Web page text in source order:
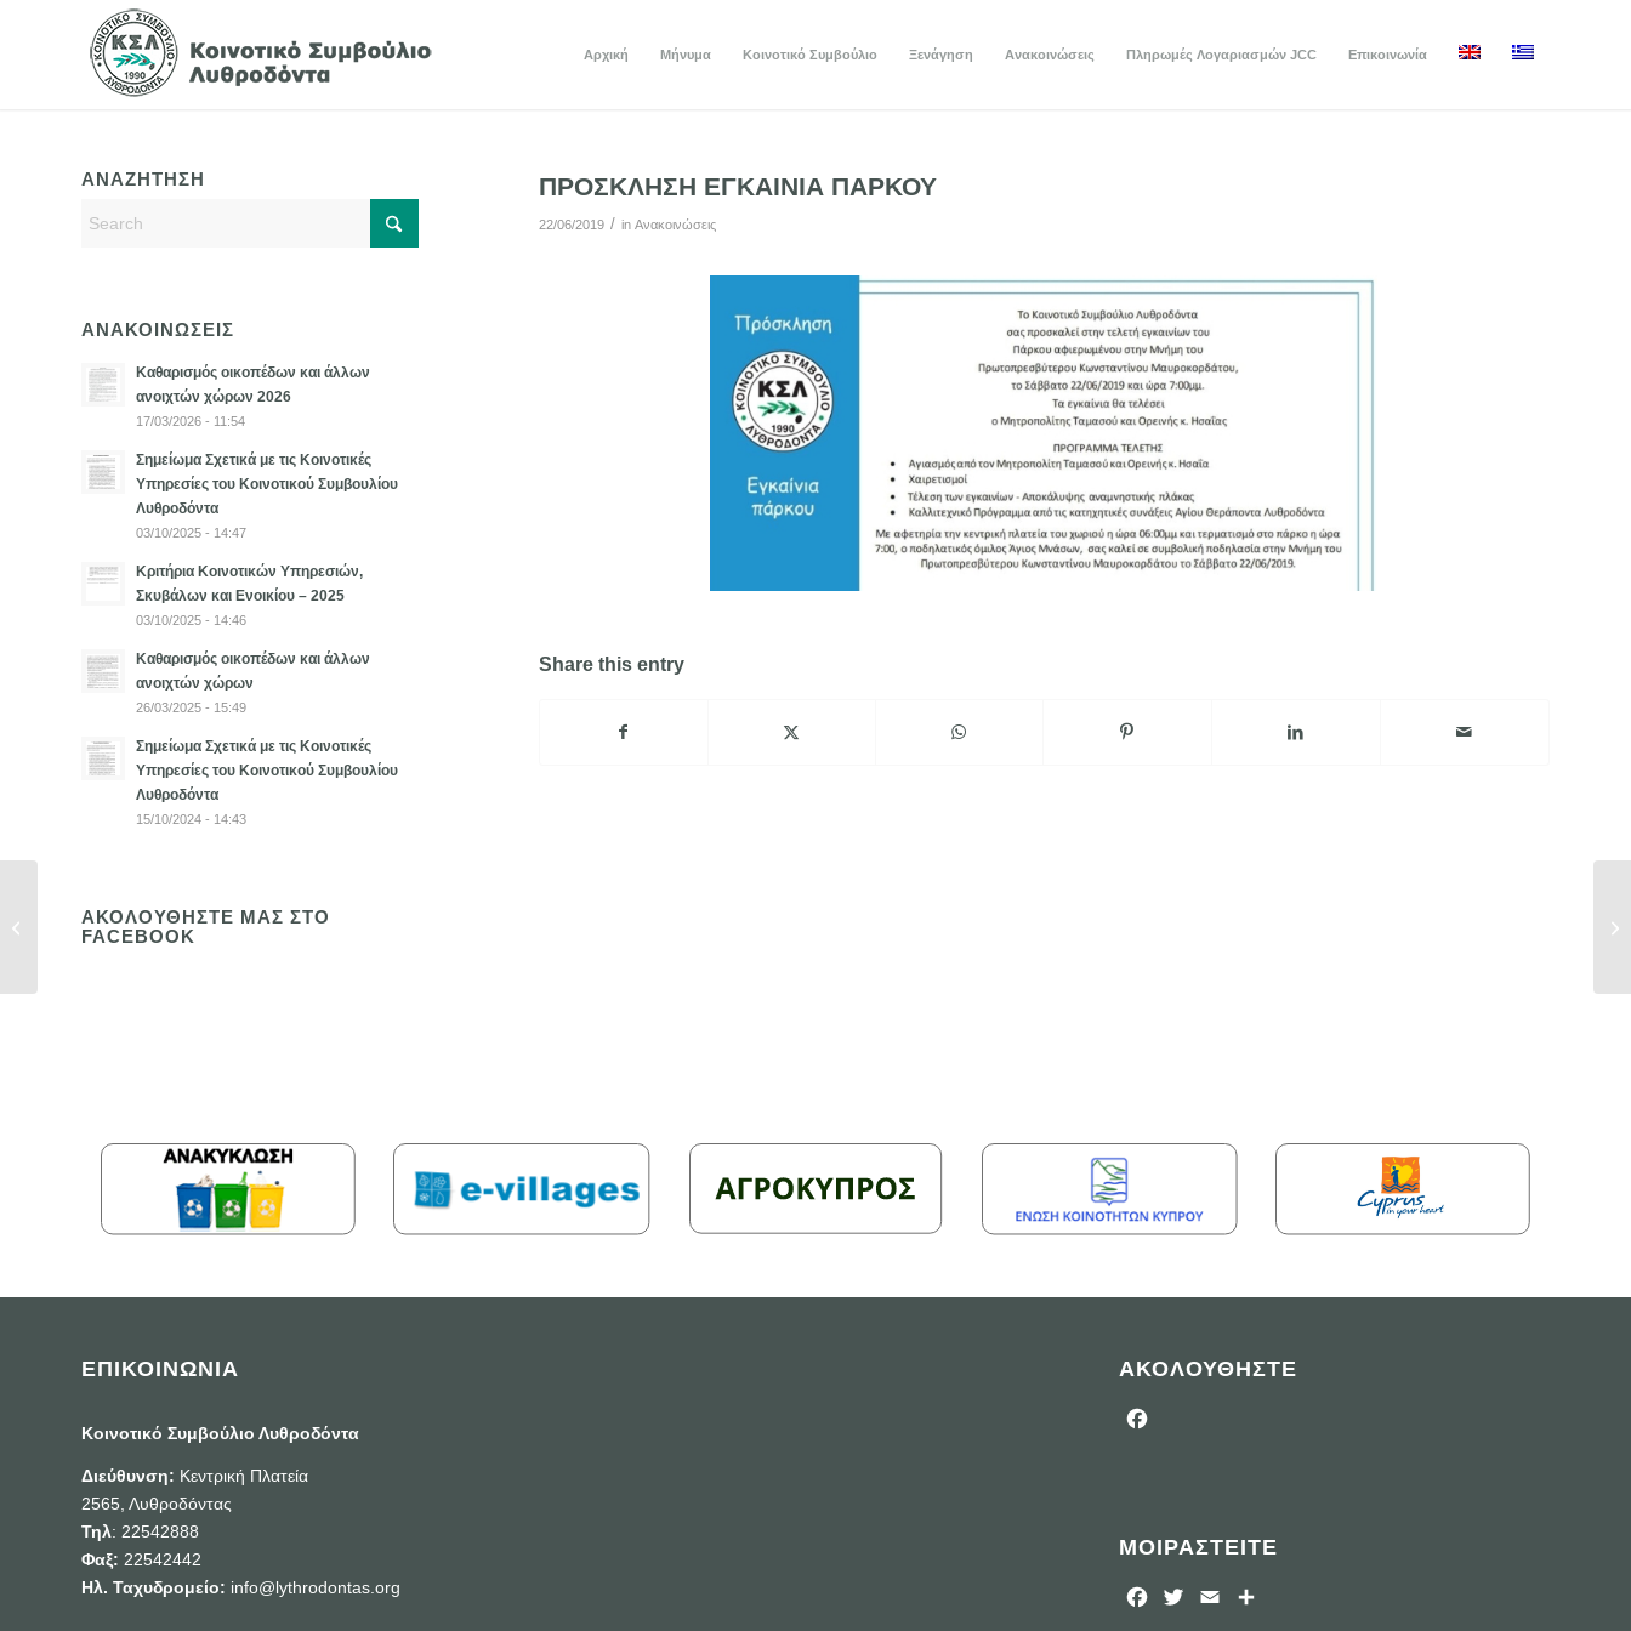
Αρχική Μήνυμα Κοινοτικό Συμβούλιο Ξενάγηση Ανακοινώσεις Πληρωμές Λογαριασμών JCC Επικοινωνία
ΠΡΟΣΚΛΗΣΗ ΕΓΚΑΙΝΙΑ ΠΑΡΚΟΥ
22/06/2019 / in Ανακοινώσεις
Share this entry
ΑΝΑΖΗΤΗΣΗ
ΑΝΑΚΟΙΝΩΣΕΙΣ
Καθαρισμός οικοπέδων και άλλων
ανοιχτών χώρων 2026
17/03/2026 - 11:54
Σημείωμα Σχετικά με τις Κοινοτικές
Υπηρεσίες του Κοινοτικού Συμβουλίου
Λυθροδόντα
03/10/2025 - 14:47
Κριτήρια Κοινοτικών Υπηρεσιών,
Σκυβάλων και Ενοικίου – 2025
03/10/2025 - 14:46
Καθαρισμός οικοπέδων και άλλων
ανοιχτών χώρων
26/03/2025 - 15:49
Σημείωμα Σχετικά με τις Κοινοτικές
Υπηρεσίες του Κοινοτικού Συμβουλίου
Λυθροδόντα
15/10/2024 - 14:43
ΑΚΟΛΟΥΘΗΣΤΕ ΜΑΣ ΣΤΟ
FACEBOOK
ΕΠΙΚΟΙΝΩΝΙΑ
Κοινοτικό Συμβούλιο Λυθροδόντα
Διεύθυνση: Κεντρική Πλατεία
2565, Λυθροδόντας
Τηλ: 22542888
Φαξ: 22542442
Ηλ. Ταχυδρομείο: info@lythrodontas.org
ΑΚΟΛΟΥΘΗΣΤΕ
ΜΟΙΡΑΣΤΕΙΤΕ
Facebook
TwitterEmail
Δημιουργικό
Εκπαιδευτικό